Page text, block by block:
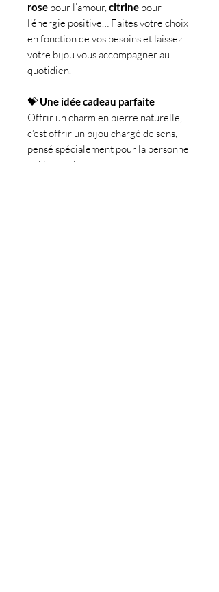
rose pour l’amour, citrine pour
l’énergie positive… Faites votre choix
en fonction de vos besoins et laissez
votre bijou vous accompagner au
quotidien.
💝 Une idée cadeau parfaite
Offrir un charm en pierre naturelle,
c’est offrir un bijou chargé de sens,
pensé spécialement pour la personne
qui le reçoit.